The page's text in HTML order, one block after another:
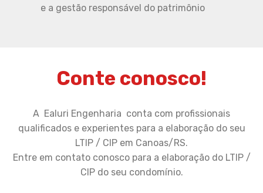
e a gestão responsável do patrimônio
Conte conosco!
A Ealuri Engenharia conta com profissionais
qualificados e experientes para a elaboração do seu
LTIP / CIP em Canoas/RS.
Entre em contato conosco para a elaboração do LTIP /
CIP do seu condomínio.